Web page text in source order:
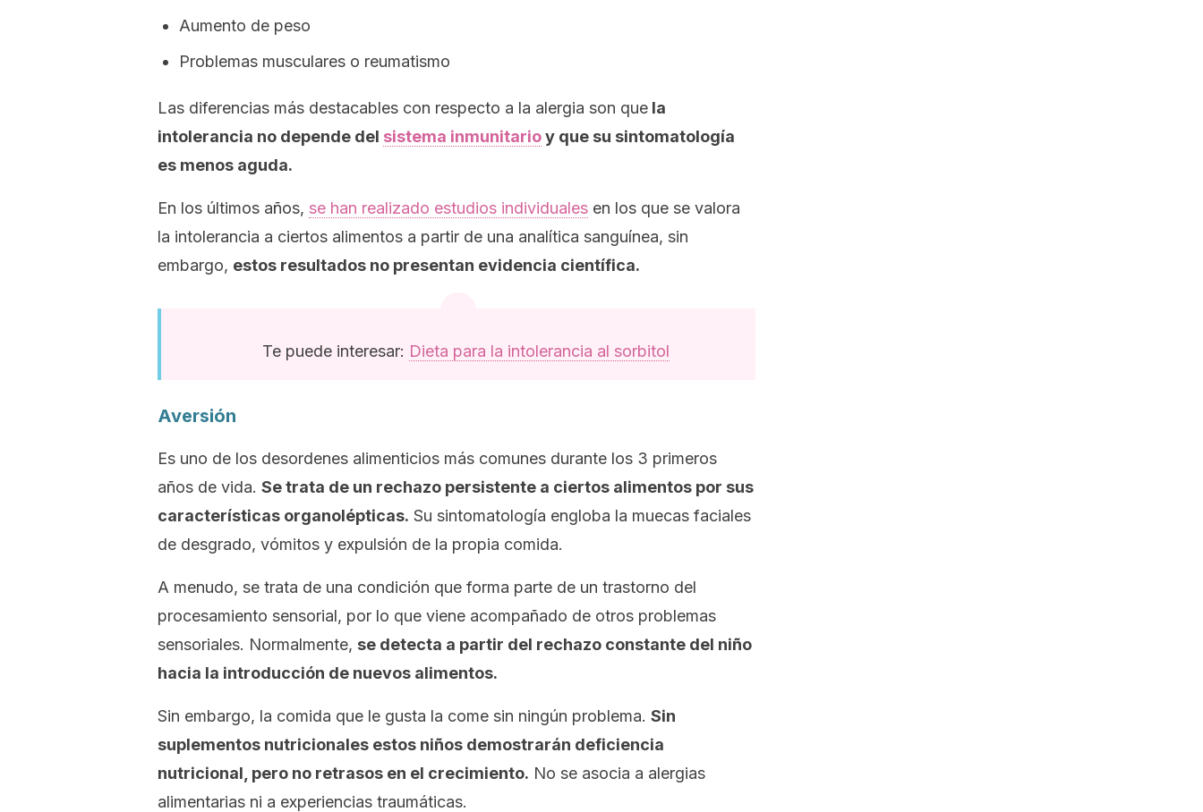
Aumento de peso
Problemas musculares o reumatismo
Las diferencias más destacables con respecto a la alergia son que la
intolerancia no depende del sistema inmunitarioy que su sintomatología
es menos aguda.
En los últimos años, se han realizado estudios individuales en los que se valora
la intolerancia a ciertos alimentos a partir de una analítica sanguínea, sin
embargo, estos resultados no presentan evidencia científica.
Te puede interesar: Dieta para la intolerancia al sorbitol
Aversión
Es uno de los desordenes alimenticios más comunes durante los 3 primeros
años de vida. Se trata de un rechazo persistente a ciertos alimentos por sus
características organolépticas. Su sintomatología engloba la muecas faciales
de desgrado, vómitos y expulsión de la propia comida.
A menudo, se trata de una condición que forma parte de un trastorno del
procesamiento sensorial, por lo que viene acompañado de otros problemas
sensoriales. Normalmente, se detecta a partir del rechazo constante del niño
hacia la introducción de nuevos alimentos.
Sin embargo, la comida que le gusta la come sin ningún problema. Sin
suplementos nutricionales estos niños demostrarán deficiencia
nutricional, pero no retrasos en el crecimiento. No se asocia a alergias
alimentarias ni a experiencias traumáticas.